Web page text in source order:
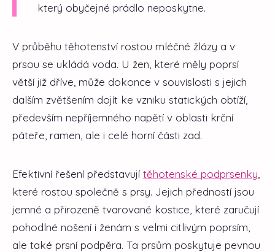
který obyčejné prádlo neposkytne.
V průběhu těhotenství rostou mléčné žlázy a v
prsou se ukládá voda. U žen, které měly poprsí
větší již dříve, může dokonce v souvislosti s jejich
dalším zvětšením dojít ke vzniku statických obtíží,
především nepříjemného napětí v oblasti krční
páteře, ramen, ale i celé horní části zad.
Efektivní řešení představují těhotenské podprsenky
které rostou společně s prsy. Jejich předností jsou
jemné a přirozeně tvarované kostice, které zaručují
pohodlné nošení i ženám s velmi citlivým poprsím,
ale také prsní podpěra. Ta prsům poskytuje pevnou